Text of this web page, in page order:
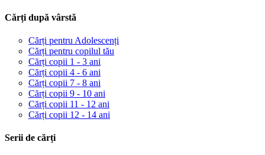
Cărți după vârstă
Cărți pentru Adolescenți
Cărți pentru copilul tău
Cărți copii 1 - 3 ani
Cărți copii 4 - 6 ani
Cărți copii 7 - 8 ani
Cărți copii 9 - 10 ani
Cărți copii 11 - 12 ani
Cărți copii 12 - 14 ani
Serii de cărți